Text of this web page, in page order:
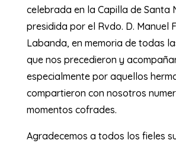
celebrada en la Capilla de Santa
presidida por el Rvdo. D. Manuel
Labanda, en memoria de todas
que nos precedieron y
especialmente por aquellos
compartieron con nosotros
momentos cofrades.
Agradecemos a todos los fieles